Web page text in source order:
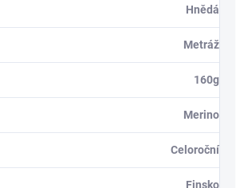
Hnědá
Metráž
160g
Merino
Celoroční
Finsko